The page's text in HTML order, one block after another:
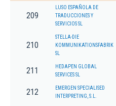
209
LUSO ESPAÑOLA DE
TRADUCCIONES Y
SERVICIOS SL
210
STELLA-DIE
KOMMUNIKATIONSFABRIK
SL
211
HEDAPEN GLOBAL
SERVICES SL
212
EMERGEN SPECIALISED
INTERPRETING, S.L.